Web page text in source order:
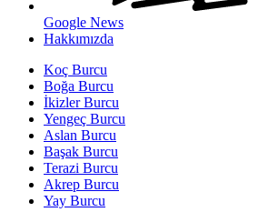
Google News
Hakkımızda
Koç Burcu
Boğa Burcu
İkizler Burcu
Yengeç Burcu
Aslan Burcu
Başak Burcu
Terazi Burcu
Akrep Burcu
Yay Burcu